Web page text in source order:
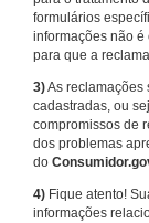
formulários
informações não é
para que a
3)As reclamações
cadastradas, ou
compromissos de
dos problemas
do
4) Fique atento!
informações